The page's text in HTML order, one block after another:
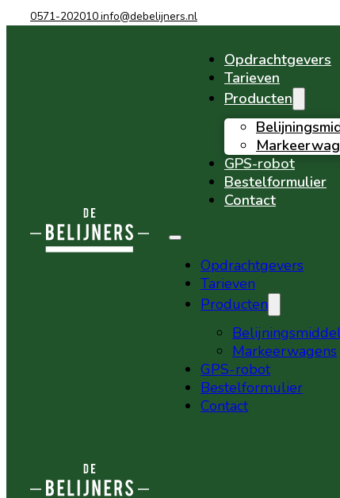
0571-202010info@debelijners.nl
Opdrachtgevers
Tarieven
Producten
GPS-robot
Bestelformulier
Contact
Opdrachtgevers
Tarieven
Producten
Markeerwagens
GPS-robot
Bestelformulier
Contact